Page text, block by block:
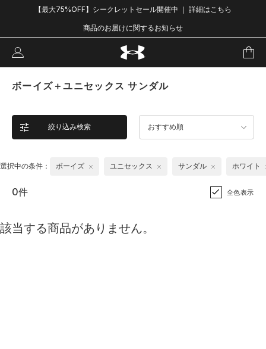
【最大75%OFF】シークレットセール開催中 ｜ 詳細はこちら
商品のお届けに関するお知らせ
ボーイズ＋ユニセックス サンダル
絞り込み検索 おすすめ順
選択中の条件： ボーイズ ユニセックス サンダル ホワイト
0件 全色表示
該当する商品がありません。